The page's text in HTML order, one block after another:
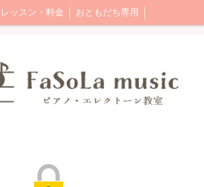
レッスン・料金 おともだち専用